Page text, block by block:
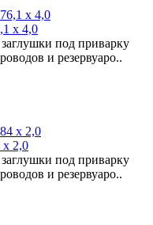
х 4,0
под приварку
и резервуаро..
2,0
под приварку
и резервуаро..